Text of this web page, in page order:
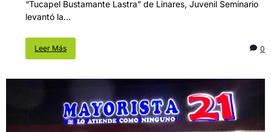
“Tucapel Bustamante Lastra” de Linares, Juvenil Seminario
levantó la...
Leer Más 0